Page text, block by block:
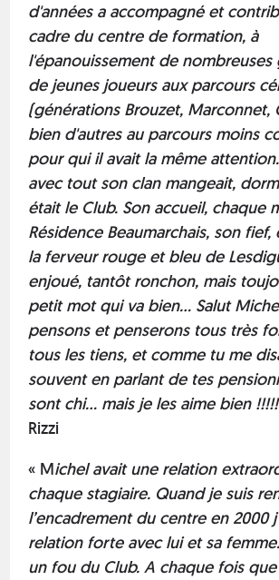
d'années a accompagné et
cadre du centre de formation, à
l'épanouissement de nombreuses
de jeunes joueurs aux parcours
(générations Brouzet, Marconnet,
bien d'autres au parcours moins
pour qui il avait la même
avec tout son clan mangeait,
était le Club. Son accueil, chaque
Résidence Beaumarchais, son
la ferveur rouge et bleu de
enjoué, tantôt ronchon, mais
petit mot qui va bien... Salut
pensons et penserons tous très
tous les tiens, et comme tu me
souvent en parlant de tes
sont chi... mais je les aime bien
Rizzi
« Michel avait une relation
chaque stagiaire. Quand je suis
l’encadrement du centre en 2000
relation forte avec lui et sa
un fou du Club. A chaque fois